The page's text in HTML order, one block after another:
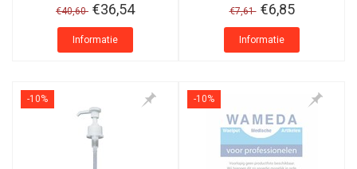
€40,60 €36,54
Informatie
€7,61 €6,85
Informatie
-10% -10%